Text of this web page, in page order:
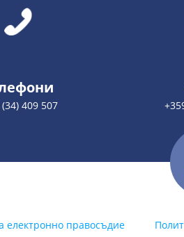
409 507
електронно правосъдие